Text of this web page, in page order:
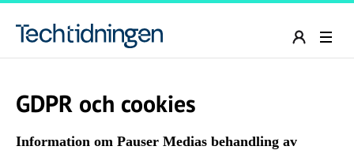
GDPR och cookies
Information om Pauser Medias behandling av